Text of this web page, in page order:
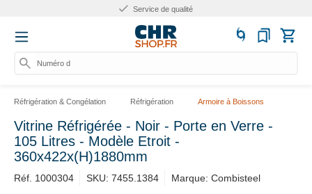
Plus de 10 ans d'expérience
Numéro d'ar
Réfrigération & Congélation Réfrigération Armoire à Boissons
Vitrine Réfrigérée - Noir - Porte en Verre -
105 Litres - Modèle Etroit -
360x422x(H)1880mm
Réf. 1000304 SKU: 7455.1384 Marque: Combisteel